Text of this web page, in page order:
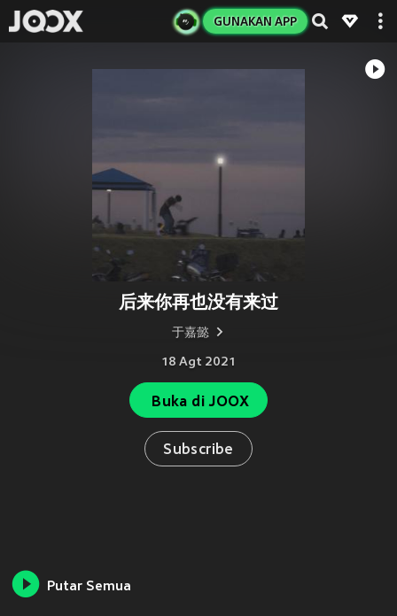
GUNAKAN APP
后来你再也没有来过
于嘉懿
18 Agt 2021
Buka di JOOX
Subscribe
Putar Semua